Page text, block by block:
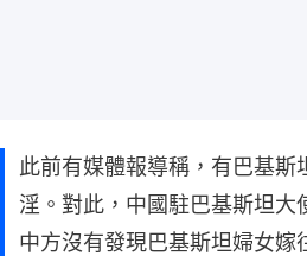
此前有媒體報導稱，有巴基斯
淫。對此，中國駐巴基斯坦大
中方沒有發現巴基斯坦婦女嫁